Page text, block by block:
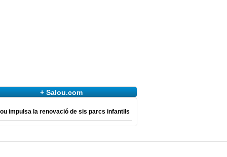
+ Salou.com
impulsa la renovació de sis parcs infantils